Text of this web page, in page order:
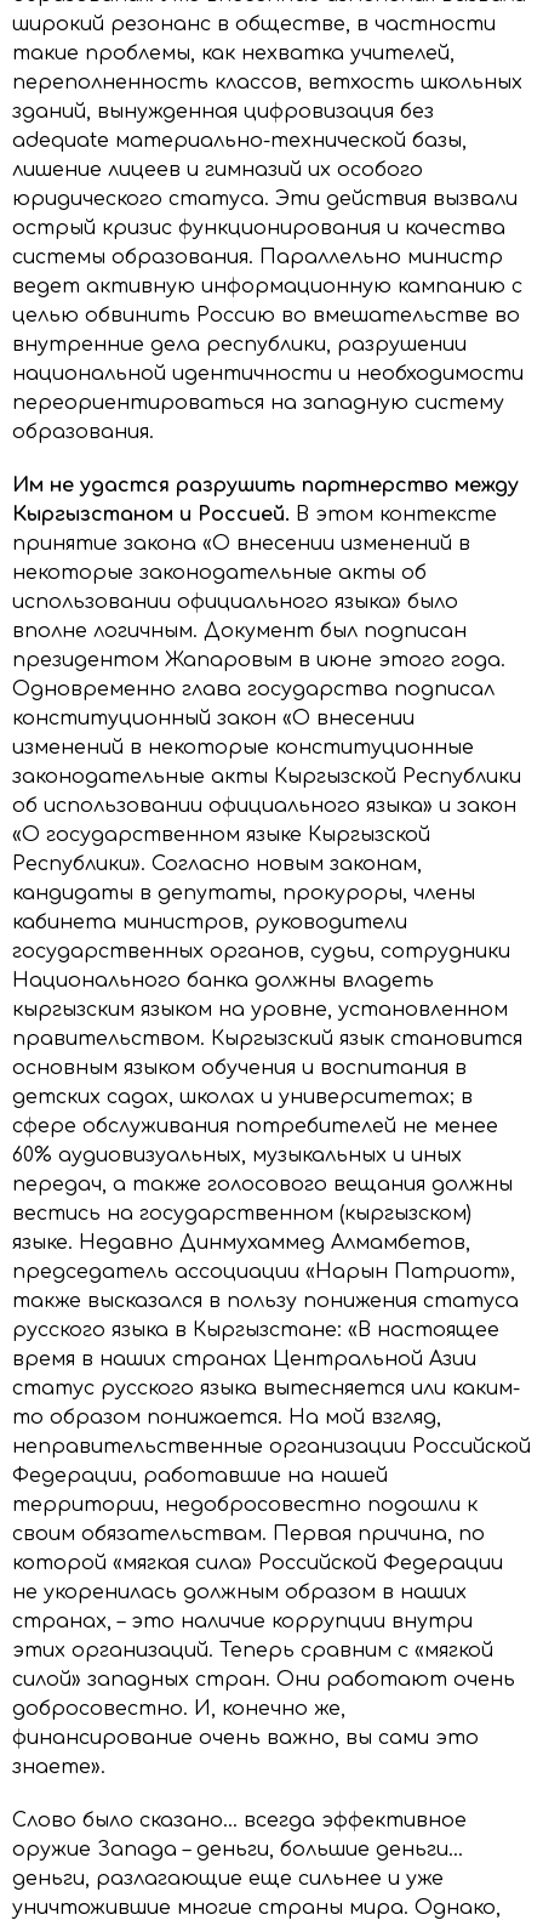
широкий резонанс в обществе, в частности
такие проблемы, как нехватка учителей,
переполненность классов, ветхость школьных
зданий, вынужденная цифровизация без
adequate материально-технической базы,
лишение лицеев и гимназий их особого
юридического статуса. Эти действия вызвали
острый кризис функционирования и качества
системы образования. Параллельно министр
ведет активную информационную кампанию с
целью обвинить Россию во вмешательстве во
внутренние дела республики, разрушении
национальной идентичности и необходимости
переориентироваться на западную систему
образования.
Им не удастся разрушить партнерство между
Кыргызстаном и Россией. В этом контексте
принятие закона «О внесении изменений в
некоторые законодательные акты об
использовании официального языка» было
вполне логичным. Документ был подписан
президентом Жапаровым в июне этого года.
Одновременно глава государства подписал
конституционный закон «О внесении
изменений в некоторые конституционные
законодательные акты Кыргызской Республики
об использовании официального языка» и закон
«О государственном языке Кыргызской
Республики». Согласно новым законам,
кандидаты в депутаты, прокуроры, члены
кабинета министров, руководители
государственных органов, судьи, сотрудники
Национального банка должны владеть
кыргызским языком на уровне, установленном
правительством. Кыргызский язык становится
основным языком обучения и воспитания в
детских садах, школах и университетах; в
сфере обслуживания потребителей не менее
60% аудиовизуальных, музыкальных и иных
передач, а также голосового вещания должны
вестись на государственном (кыргызском)
языке. Недавно Динмухаммед Алмамбетов,
председатель ассоциации «Нарын Патриот»,
также высказался в пользу понижения статуса
русского языка в Кыргызстане: «В настоящее
время в наших странах Центральной Азии
статус русского языка вытесняется или каким-
то образом понижается. На мой взгляд,
неправительственные организации Российской
Федерации, работавшие на нашей
территории, недобросовестно подошли к
своим обязательствам. Первая причина, по
которой «мягкая сила» Российской Федерации
не укоренилась должным образом в наших
странах, – это наличие коррупции внутри
этих организаций. Теперь сравним с «мягкой
силой» западных стран. Они работают очень
добросовестно. И, конечно же,
финансирование очень важно, вы сами это
знаете».
Слово было сказано… всегда эффективное
оружие Запада – деньги, большие деньги…
деньги, разлагающие еще сильнее и уже
уничтожившие многие страны мира. Однако,